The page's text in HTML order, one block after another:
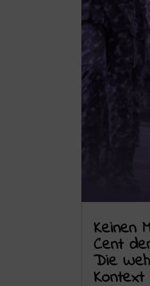
Keinen
Cent
Die